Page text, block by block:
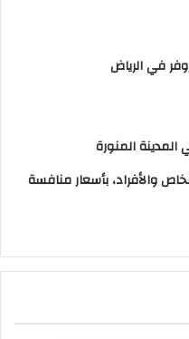
في الرياض
المنورة
والأفراد، بأسعار منافسة